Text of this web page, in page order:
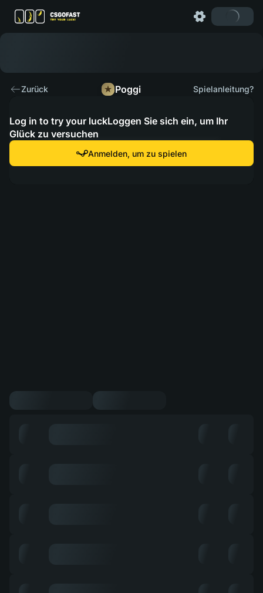
Zurück Poggi Spielanleitung?
Log in to try your luckLoggen Sie sich ein, um Ihr
Glück zu versuchen
Anmelden, um zu spielen